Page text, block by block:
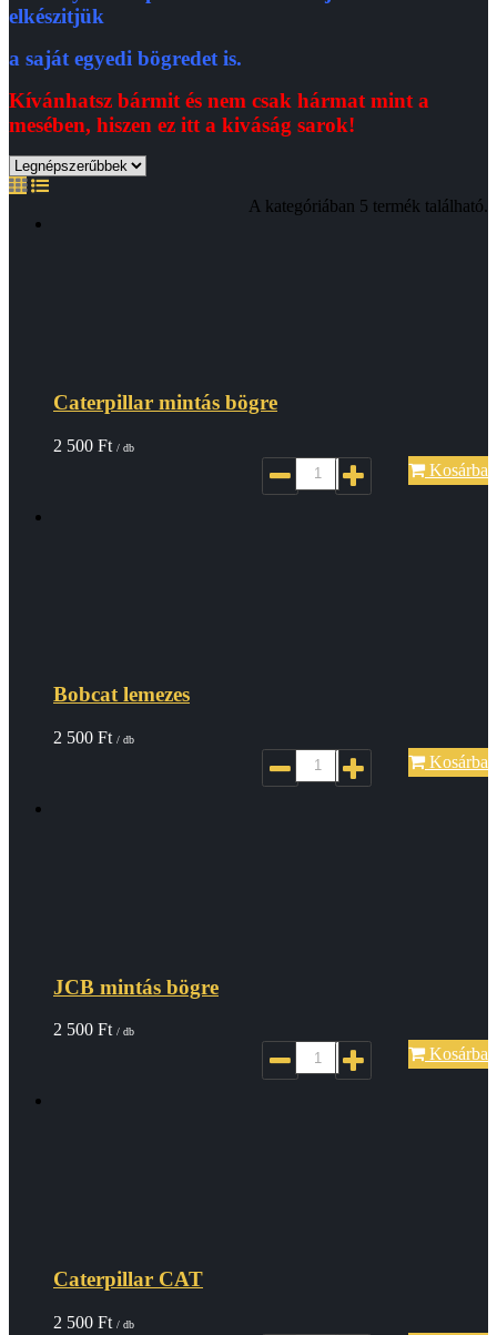
elkészitjük
a saját egyedi bögredet is.
Kívánhatsz bármit és nem csak hármat mint a
mesében, hiszen ez itt a kiváság sarok!
A kategóriában 5 termék található.
Caterpillar mintás bögre
2 500 Ft / db
Kosárba
Bobcat lemezes
2 500 Ft / db
Kosárba
JCB mintás bögre
2 500 Ft / db
Kosárba
Caterpillar CAT
2 500 Ft / db